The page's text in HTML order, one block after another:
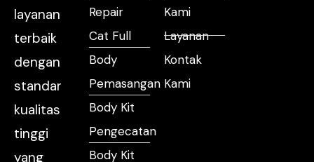
layanan
terbaik
dengan
standar
kualitas
tinggi
yang
Repair
Cat Full
Body
Pemasangan
Body Kit
Pengecatan
Body Kit
Kami
Layanan
Kontak
Kami